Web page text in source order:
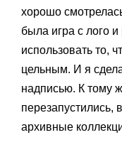
хорошо
была игра с лого
использовать то,
цельным. И я
надписью. К тому
перезапустились,
архивные